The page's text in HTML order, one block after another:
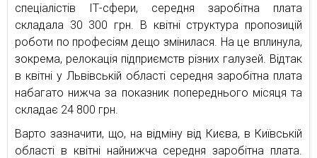
спеціалістів ІТ-сфери, середня заробітна плата
складала 30 300 грн. В квітні структура пропозицій
роботи по професіям дещо змінилася. На це вплинула,
зокрема, релокація підприємств різних галузей. Відтак
в квітні у Львівській області середня заробітна плата
набагато нижча за показник попереднього місяця та
складає 24 800 грн.
Варто зазначити, що, на відміну від Києва, в Київській
області в квітні найнижча середня заробітна плата.